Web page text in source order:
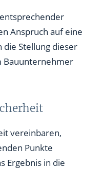
Anspruch auf eine
die Stellung dieser
Bauunternehmer
vereinbaren,
Punkte
Ergebnis in die